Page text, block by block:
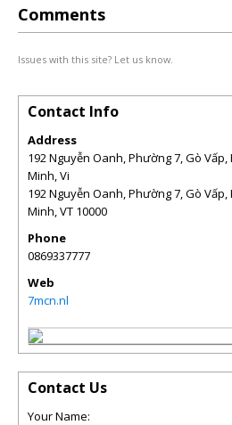
Comments
Issues with this site? Let us know.
Contact Info
Address
192 Nguyễn Oanh, Phường 7, Gò Vấp,
Minh, Vi
192 Nguyễn Oanh, Phường 7, Gò Vấp,
Minh,VT 10000
Phone
0869337777
Web
7mcn.nl
Contact Us
Your Name: